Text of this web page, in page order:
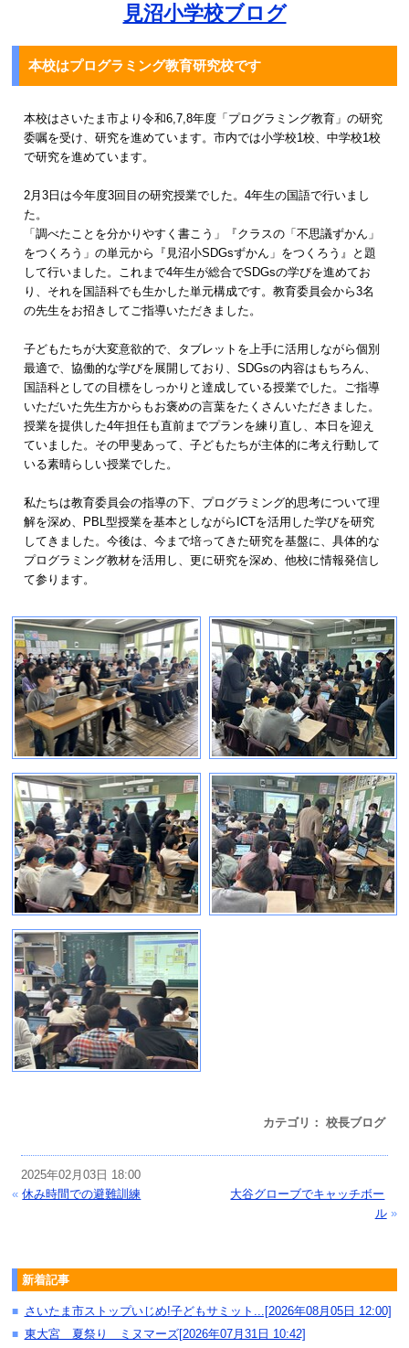
見沼小学校ブログ
本校はプログラミング教育研究校です
カテゴリ： 校長ブログ
本校はさいたま市より令和6,7,8年度「プログラミング教育」の研究
委嘱を受け、研究を進めています。市内では小学校1校、中学校1校
で研究を進めています。
2月3日は今年度3回目の研究授業でした。4年生の国語で行いまし
た。
「調べたことを分かりやすく書こう」『クラスの「不思議ずかん」
をつくろう」の単元から『見沼小SDGsずかん」をつくろう』と題
して行いました。これまで4年生が総合でSDGsの学びを進めてお
り、それを国語科でも生かした単元構成です。教育委員会から3名
の先生をお招きしてご指導いただきました。
子どもたちが大変意欲的で、タブレットを上手に活用しながら個別
最適で、協働的な学びを展開しており、SDGsの内容はもちろん、
国語科としての目標をしっかりと達成している授業でした。ご指導
いただいた先生方からもお褒めの言葉をたくさんいただきました。
授業を提供した4年担任も直前までプランを練り直し、本日を迎え
ていました。その甲斐あって、子どもたちが主体的に考え行動して
いる素晴らしい授業でした。
私たちは教育委員会の指導の下、プログラミング的思考について理
解を深め、PBL型授業を基本としながらICTを活用した学びを研究
してきました。今後は、今まで培ってきた研究を基盤に、具体的な
プログラミング教材を活用し、更に研究を深め、他校に情報発信し
て参ります。
2025年02月03日 18:00
« 休み時間での避難訓練
大谷グローブでキャッチボー
ル »
新着記事
■ さいたま市ストップいじめ!子どもサミット...[2026年08月05日 12:00]
■ 東大宮 夏祭り ミヌマーズ[2026年07月31日 10:42]